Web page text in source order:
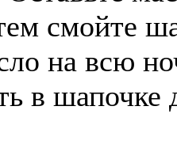
смойте
на всю
в